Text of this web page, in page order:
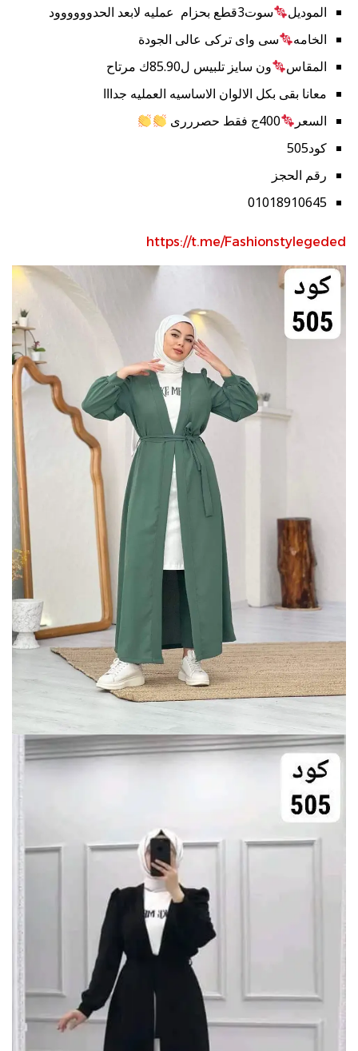
الموديل
سوت3قطع بحزام عمليه لابعد الحدوووووود
الخامه
سى واى تركى عالى الجودة
المقاس
ون سايز تلبيس ل85.90ك مرتاح
معانا بقى بكل الالوان الاساسيه العمليه جدااا
السعر
400ج فقط حصرررى
كود505
رقم الحجز
01018910645
https://t.me/Fashionstylegeded